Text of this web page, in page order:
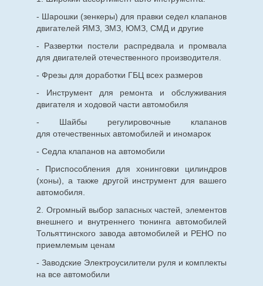
- Шарошки (зенкеры) для правки седел клапанов
двигателей ЯМЗ, ЗМЗ, ЮМЗ, СМД и другие
- Развертки постели распредвала и промвала
для двигателей отечественного производителя.
- Фрезы для доработки ГБЦ всех размеров
- Инструмент для ремонта и обслуживания
двигателя и ходовой части автомобиля
- Шайбы регулировочные клапанов
для отечественныхавтомобилей и иномарок
- Седла клапанов на автомобили
- Приспособления для хонинговки цилиндров
(хоны), а также другой инструмент для вашего
автомобиля.
2. Огромный выбор запасных частей, элементов
внешнего и внутреннего тюнинга автомобилей
Тольяттинского завода автомобилей и РЕНО по
приемлемым ценам
- Заводские Электроусилители руля и комплекты
на все автомобили